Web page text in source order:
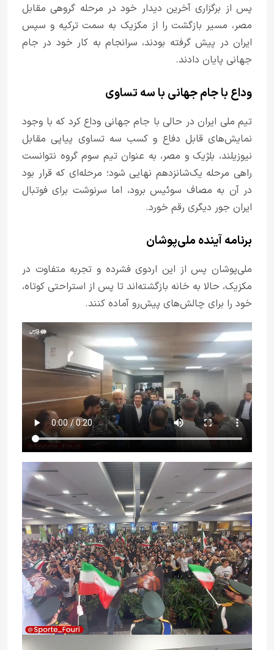
پس از برگزاری آخرین دیدار خود در مرحله گروهی مقابل
مصر، مسیر بازگشت را از مکزیک به سمت ترکیه و سپس
ایران در پیش گرفته بودند، سرانجام به کار خود در جام
جهانی پایان دادند.
وداع با جام جهانی با سه تساوی
تیم ملی ایران در حالی با جام جهانی وداع کرد که با وجود
نمایش‌های قابل دفاع و کسب سه تساوی پیاپی مقابل
نیوزیلند، بلژیک و مصر، به عنوان تیم سوم گروه نتوانست
راهی مرحله یک‌شانزدهم نهایی شود؛ مرحله‌ای که قرار بود
در آن به مصاف سوئیس برود، اما سرنوشت برای فوتبال
ایران جور دیگری رقم خورد.
برنامه آینده ملی‌پوشان
ملی‌پوشان پس از این اردوی فشرده و تجربه متفاوت در
مکزیک، حالا به خانه بازگشته‌اند تا پس از استراحتی کوتاه،
خود را برای چالش‌های پیش‌رو آماده کنند.